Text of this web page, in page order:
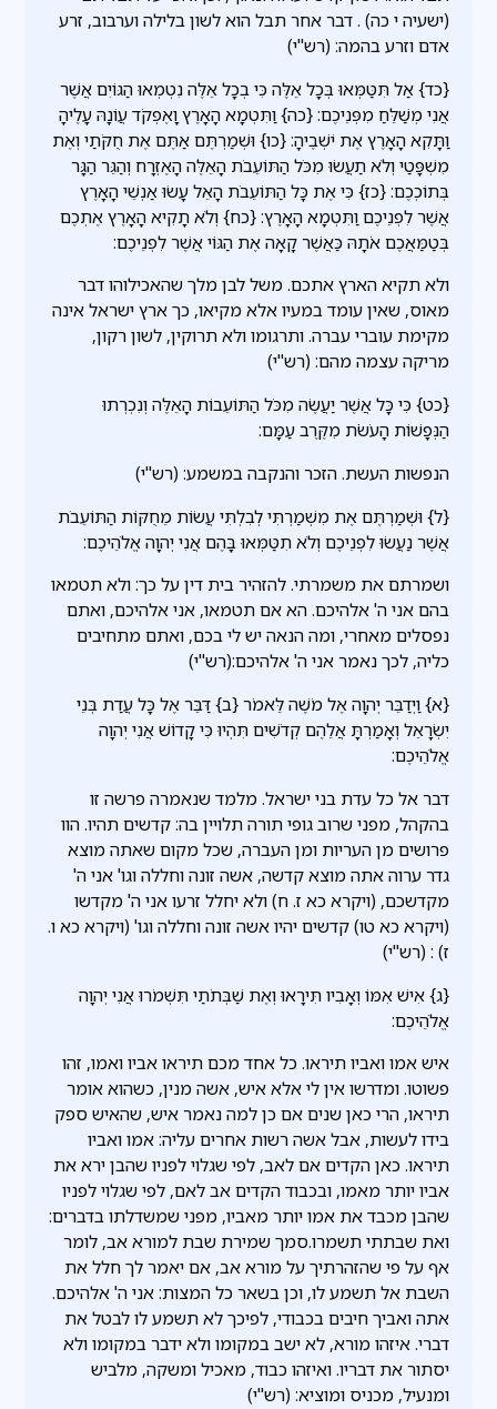
(ישעיה י כה) . דבר אחר תבל הוא לשון בלילה וערבוב, זרע
אדם וזרע בהמה: (רש"י)
{כד} אַל תִּטַּמְּאוּ בְּכָל אֵלֶּה כִּי בְכָל אֵלֶּה נִטְמְאוּ הַגּוֹיִם אֲשֶׁר
אֲנִי מְשַׁלֵּחַ מִפְּנֵיכֶם: {כה} וַתִּטְמָא הָאָרֶץ וָאֶפְקֹד עֲוֹנָהּ עָלֶיהָ
וַתָּקִא הָאָרֶץ אֶת יֹשְׁבֶיהָ: {כו} וּשְׁמַרְתֶּם אַתֶּם אֶת חֻקֹּתַי וְאֶת
מִשְׁפָּטַי וְלֹא תַעֲשׂוּ מִכֹּל הַתּוֹעֵבֹת הָאֵלֶּה הָאֶזְרָח וְהַגֵּר הַגָּר
בְּתוֹכְכֶם: {כז} כִּי אֶת כָּל הַתּוֹעֵבֹת הָאֵל עָשׂוּ אַנְשֵׁי הָאָרֶץ
אֲשֶׁר לִפְנֵיכֶם וַתִּטְמָא הָאָרֶץ: {כח} וְלֹא תָקִיא הָאָרֶץ אֶתְכֶם
בְּטַמַּאֲכֶם אֹתָהּ כַּאֲשֶׁר קָאָה אֶת הַגּוֹי אֲשֶׁר לִפְנֵיכֶם:
ולא תקיא הארץ אתכם. משל לבן מלך שהאכילוהו דבר
מאוס, שאין עומד במעיו אלא מקיאו, כך ארץ ישראל אינה
מקימת עוברי עברה. ותרגומו ולא תרוקין, לשון רקון,
מריקה עצמה מהם: (רש"י)
{כט} כִּי כָּל אֲשֶׁר יַעֲשֶׂה מִכֹּל הַתּוֹעֵבוֹת הָאֵלֶּה וְנִכְרְתוּ
הַנְּפָשׁוֹת הָעֹשֹׂת מִקֶּרֶב עַמָּם:
הנפשות העשת. הזכר והנקבה במשמע: (רש"י)
{ל} וּשְׁמַרְתֶּם אֶת מִשְׁמַרְתִּי לְבִלְתִּי עֲשׂוֹת מֵחֻקּוֹת הַתּוֹעֵבֹת
אֲשֶׁר נַעֲשׂוּ לִפְנֵיכֶם וְלֹא תִטַּמְּאוּ בָּהֶם אֲנִי יְהוָה אֱלֹהֵיכֶם:
ושמרתם את משמרתי. להזהיר בית דין על כך: ולא תטמאו
בהם אני ה' אלהיכם. הא אם תטמאו, אני אלהיכם, ואתם
נפסלים מאחרי, ומה הנאה יש לי בכם, ואתם מתחיבים
כליה, לכך נאמר אני ה' אלהיכם:(רש"י)
{א} וַיְדַבֵּר יְהוָה אֶל מֹשֶׁה לֵּאמֹר {ב} דַּבֵּר אֶל כָּל עֲדַת בְּנֵי
יִשְׂרָאֵל וְאָמַרְתָּ אֲלֵהֶם קְדֹשִׁים תִּהְיוּ כִּי קָדוֹשׁ אֲנִי יְהוָה
אֱלֹהֵיכֶם:
דבר אל כל עדת בני ישראל. מלמד שנאמרה פרשה זו
בהקהל, מפני שרוב גופי תורה תלויין בה: קדשים תהיו. הוו
פרושים מן העריות ומן העברה, שכל מקום שאתה מוצא
גדר ערוה אתה מוצא קדשה, אשה זונה וחללה וגו' אני ה'
מקדשכם, (ויקרא כא ז. ח) ולא יחלל זרעו אני ה' מקדשו
(ויקרא כא טו) קדשים יהיו אשה זונה וחללה וגו' (ויקרא כא ו.
ז) : (רש"י)
{ג} אִישׁ אִמּוֹ וְאָבִיו תִּירָאוּ וְאֶת שַׁבְּתֹתַי תִּשְׁמֹרוּ אֲנִי יְהוָה
אֱלֹהֵיכֶם:
איש אמו ואביו תיראו. כל אחד מכם תיראו אביו ואמו, זהו
פשוטו. ומדרשו אין לי אלא איש, אשה מנין, כשהוא אומר
תיראו, הרי כאן שנים אם כן למה נאמר איש, שהאיש ספק
בידו לעשות, אבל אשה רשות אחרים עליה: אמו ואביו
תיראו. כאן הקדים אם לאב, לפי שגלוי לפניו שהבן ירא את
אביו יותר מאמו, ובכבוד הקדים אב לאם, לפי שגלוי לפניו
שהבן מכבד את אמו יותר מאביו, מפני שמשדלתו בדברים:
ואת שבתתי תשמרו.סמך שמירת שבת למורא אב, לומר
אף על פי שהזהרתיך על מורא אב, אם יאמר לך חלל את
השבת אל תשמע לו, וכן בשאר כל המצות: אני ה' אלהיכם.
אתה ואביך חיבים בכבודי, לפיכך לא תשמע לו לבטל את
דברי. איזהו מורא, לא ישב במקומו ולא ידבר במקומו ולא
יסתור את דבריו. ואיזהו כבוד, מאכיל ומשקה, מלביש
ומנעיל, מכניס ומוציא: (רש"י)